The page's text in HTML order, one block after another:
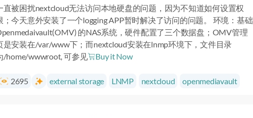
直被困扰nextcloud无法访问本地硬盘的问题，因为不知道如何设置权
；今天意外安装了一个logging APP暂时解决了访问的问题。 环境：基础
的NAS系统，硬件配置了三个数据盘；OMV管理
是安装在/var/www下；而nextcloud安装在lnmp环境下，文件目录
/home/wwwroot, 可参见
Buy it Now
2695 external storage LNMP nextcloud openmediavault